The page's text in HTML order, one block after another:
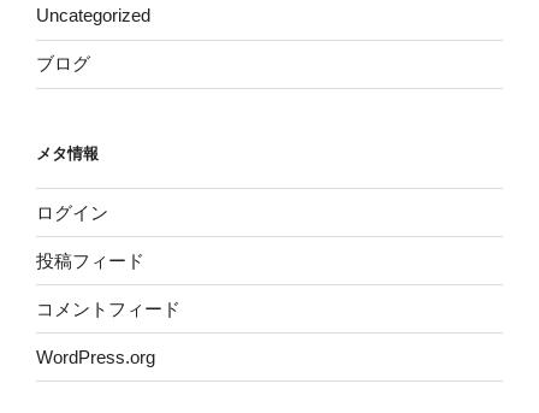
Uncategorized
ブログ
メタ情報
ログイン
投稿フィード
コメントフィード
WordPress.org